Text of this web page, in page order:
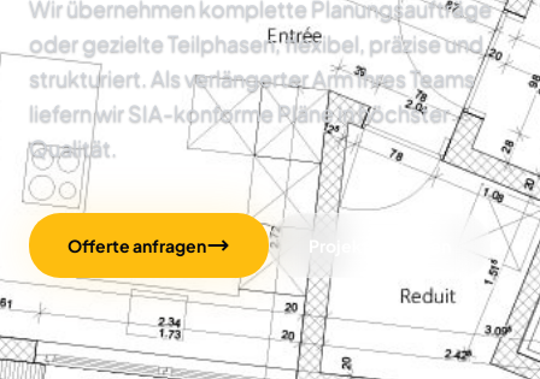
Wir übernehmen komplette Planungsaufträge
oder gezielte Teilphasen, flexibel, präzise und
strukturiert. Als verlängerter Arm Ihres Teams
liefern wir SIA-konforme Pläne in höchster
Qualität.
Offerte anfragen Projekte ansehen